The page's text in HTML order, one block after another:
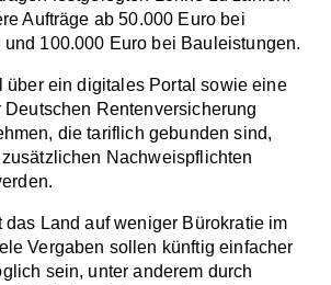
Aufträge ab 50.000 Euro bei
100.000 Euro bei Bauleistungen.
über ein digitales Portal sowie eine
Deutschen Rentenversicherung
die tariflich gebunden sind,
Nachweispflichten
das Land auf weniger Bürokratie im
Vergaben sollen künftig einfacher
sein, unter anderem durch